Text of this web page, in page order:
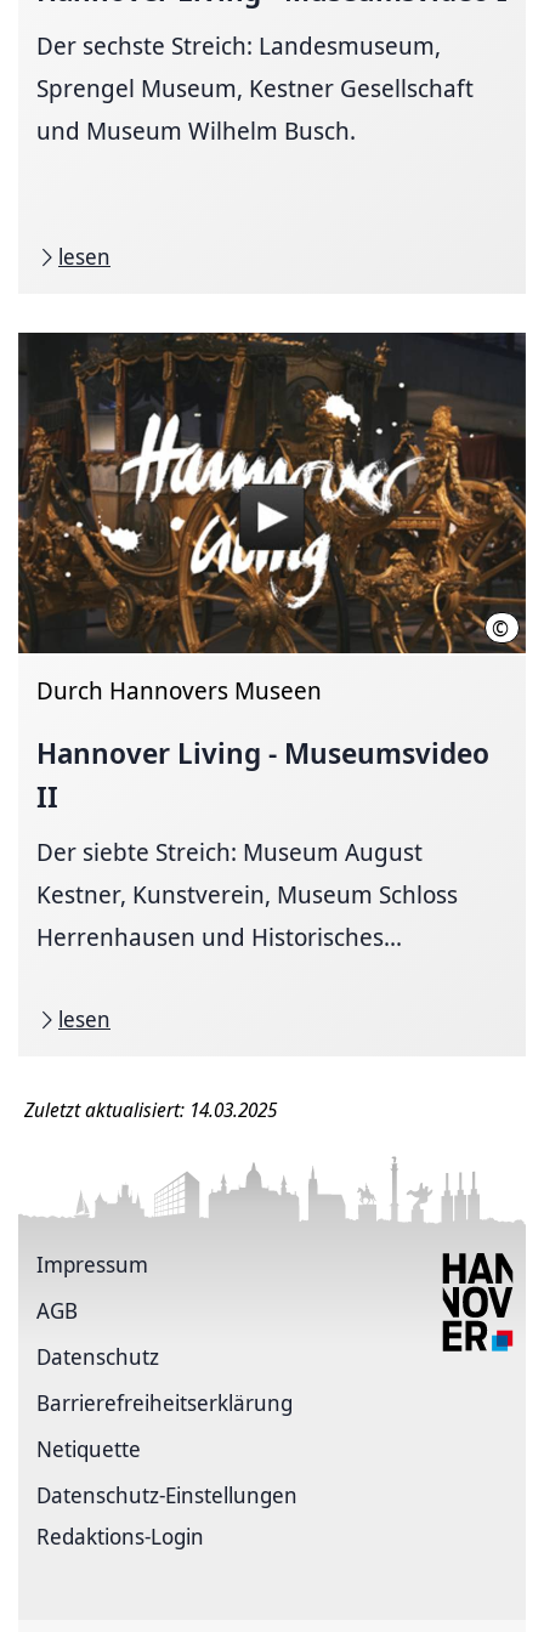
Der sechste Streich: Landesmuseum,
Sprengel Museum, Kestner Gesellschaft
und Museum Wilhelm Busch.
lesen
©
Durch Hannovers Museen
Hannover Living - Museumsvideo
II
Der siebte Streich: Museum August
Kestner, Kunstverein, Museum Schloss
Herrenhausen und Historisches...
lesen
Zuletzt aktualisiert: 14.03.2025
Impressum
AGB
Datenschutz
Barrierefreiheitserklärung
Netiquette
Datenschutz-Einstellungen
Redaktions-Login